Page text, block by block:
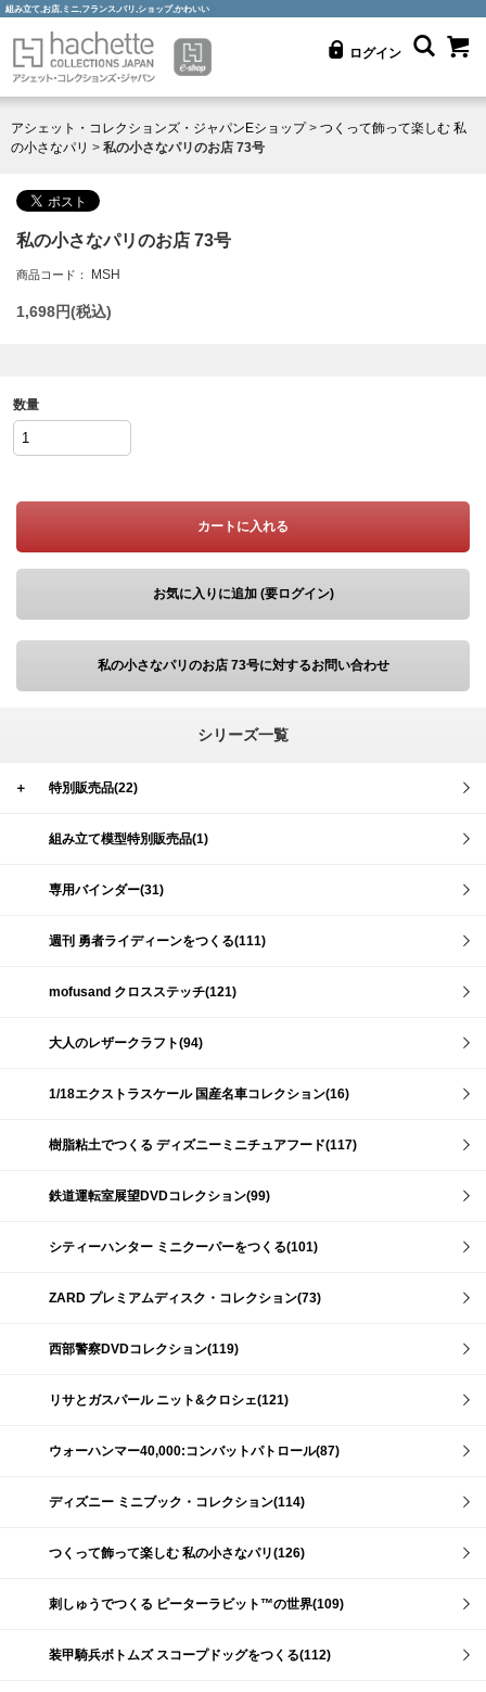
組み立て,お店,ミニ,フランス,パリ,ショップ,かわいい
ログイン
アシェット・コレクションズ・ジャパンEショップ> つくって飾って楽しむ 私
の小さなパリ > 私の小さなパリのお店 73号
私の小さなパリのお店 73号
商品コード： MSH
1,698円(税込)
数量
カートに入れる
お気に入りに追加 (要ログイン)
私の小さなパリのお店 73号に対するお問い合わせ
シリーズ一覧
＋ 特別販売品(22)
組み立て模型特別販売品(1)
専用バインダー(31)
週刊 勇者ライディーンをつくる(111)
mofusand クロスステッチ(121)
大人のレザークラフト(94)
1/18エクストラスケール 国産名車コレクション(16)
樹脂粘土でつくる ディズニーミニチュアフード(117)
鉄道運転室展望DVDコレクション(99)
シティーハンター ミニクーパーをつくる(101)
ZARD プレミアムディスク・コレクション(73)
西部警察DVDコレクション(119)
リサとガスパール ニット&クロシェ(121)
ウォーハンマー40,000:コンバットパトロール(87)
ディズニー ミニブック・コレクション(114)
つくって飾って楽しむ 私の小さなパリ(126)
刺しゅうでつくる ピーターラビット™の世界(109)
装甲騎兵ボトムズ スコープドッグをつくる(112)